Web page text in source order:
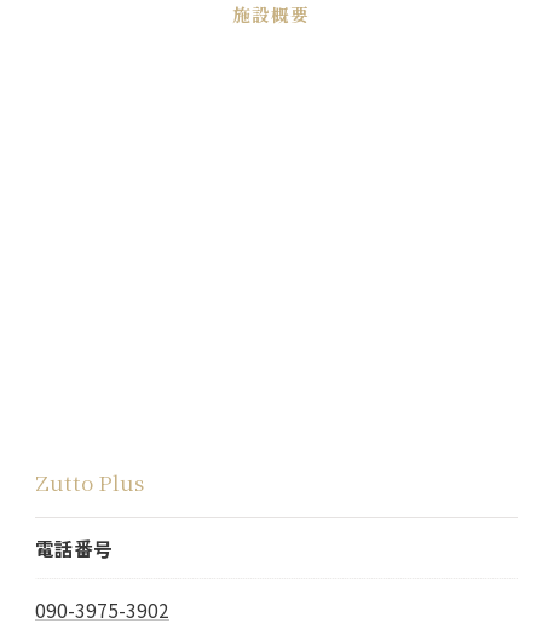
施設概要
Zutto Plus
電話番号
090-3975-3902